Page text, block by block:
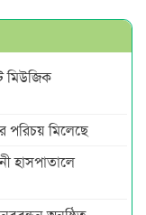
মিউজিক
পরিচয় মিলেছে
হাসপাতালে